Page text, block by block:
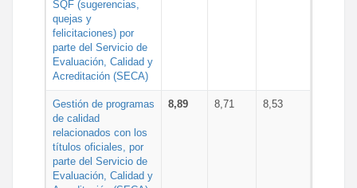
SQF (sugerencias,
quejas y
felicitaciones) por
parte del Servicio de
Evaluación, Calidad y
Acreditación (SECA)
Gestión de programas
de calidad
relacionados con los
títulos oficiales, por
parte del Servicio de
Evaluación, Calidad y
8,89 8,71 8,53